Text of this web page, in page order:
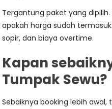
Tergantung paket yang
apakah harga sudah termasuk
sopir, dan biaya overtime.
Kapan
Tumpak Sewu?
Sebaiknya booking lebih